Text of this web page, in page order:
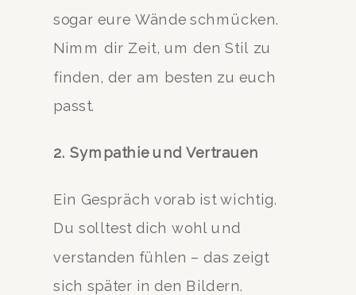
sogar eure Wände schmücken.
Nimm dir Zeit, um den Stil zu
finden, der am besten zu euch
passt.
2. Sympathie und Vertrauen
Ein Gespräch vorab ist wichtig.
Du solltest dich wohl und
verstanden fühlen – das zeigt
sich später in den Bildern.